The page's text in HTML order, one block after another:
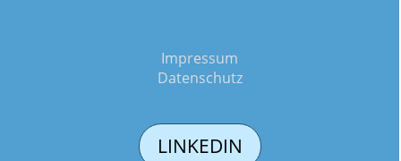
Impressum
Datenschutz
LINKEDIN